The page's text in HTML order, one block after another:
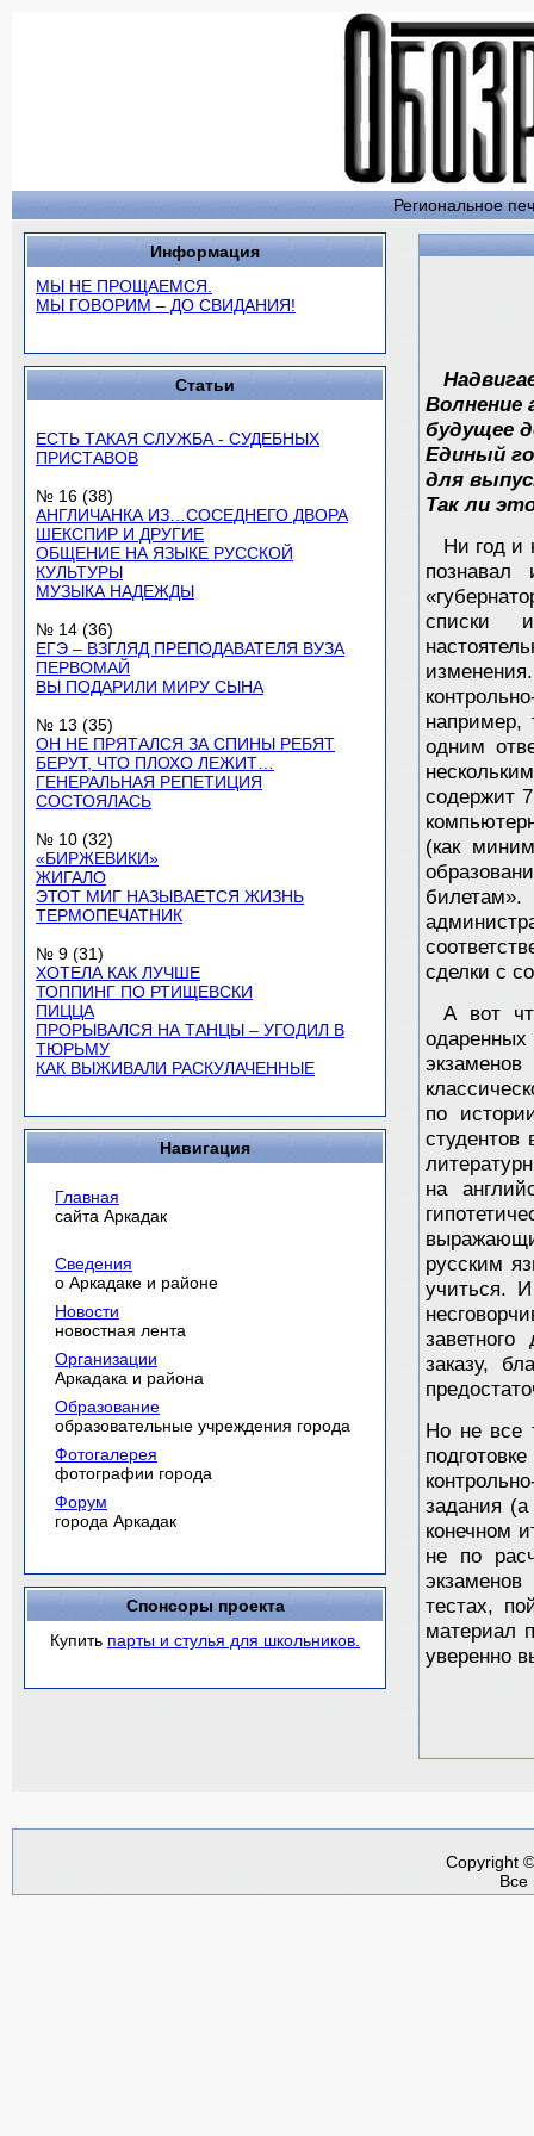
Региональное
Информация
МЫ НЕ ПРОЩАЕМСЯ.
МЫ ГОВОРИМ – ДО СВИДАНИЯ!
Статьи
ЕСТЬ ТАКАЯ СЛУЖБА - СУДЕБНЫХ
ПРИСТАВОВ
№ 16 (38)
АНГЛИЧАНКА ИЗ…СОСЕДНЕГО ДВОРА
ШЕКСПИР И ДРУГИЕ
ОБЩЕНИЕ НА ЯЗЫКЕ РУССКОЙ
КУЛЬТУРЫ
МУЗЫКА НАДЕЖДЫ
№ 14 (36)
ЕГЭ – ВЗГЛЯД ПРЕПОДАВАТЕЛЯ ВУЗА
ПЕРВОМАЙ
ВЫ ПОДАРИЛИ МИРУ СЫНА
№ 13 (35)
ОН НЕ ПРЯТАЛСЯ ЗА СПИНЫ РЕБЯТ
БЕРУТ, ЧТО ПЛОХО ЛЕЖИТ…
ГЕНЕРАЛЬНАЯ РЕПЕТИЦИЯ
СОСТОЯЛАСЬ
№ 10 (32)
«БИРЖЕВИКИ»
ЖИГАЛО
ЭТОТ МИГ НАЗЫВАЕТСЯ ЖИЗНЬ
ТЕРМОПЕЧАТНИК
№ 9 (31)
ХОТЕЛА КАК ЛУЧШЕ
ТОППИНГ ПО РТИЩЕВСКИ
ПИЦЦА
ПРОРЫВАЛСЯ НА ТАНЦЫ – УГОДИЛ В
ТЮРЬМУ
КАК ВЫЖИВАЛИ РАСКУЛАЧЕННЫЕ
Навигация
Главная
сайта Аркадак
Сведения
о Аркадаке и районе
Новости
новостная лента
Организации
Аркадака и района
Образование
образовательные учреждения города
Фотогалерея
фотографии города
Форум
города Аркадак
Спонсоры проекта
Купить парты и стулья для школьников.
Волнение
будущее
Единый
для
Так ли
Ни год и
познавал
списки
например,
одним
содержит
(как
сделки с
А вот
по
на
русским
учиться.
заказу,
Но не все
задания
конечном
не по
тестах,
материал
уверенно
Copyright
Все